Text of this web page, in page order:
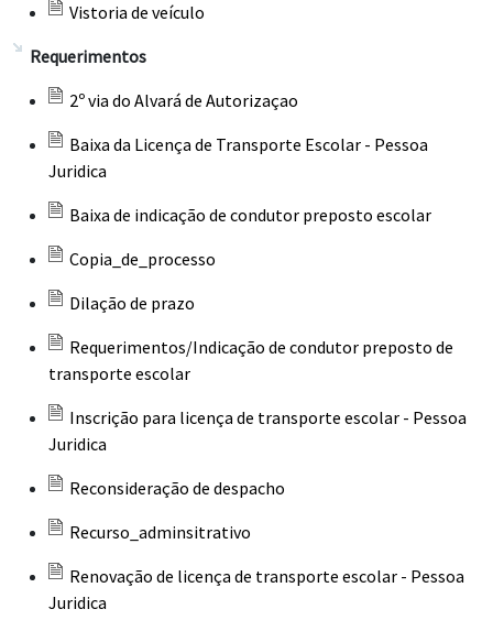
Vistoria de veículo
Requerimentos
2º via do Alvará de Autorizaçao
Baixa da Licença de Transporte Escolar - Pessoa
Juridica
Baixa de indicação de condutor preposto escolar
Copia_de_processo
Dilação de prazo
Requerimentos/Indicação de condutor preposto de
transporte escolar
Inscrição para licença de transporte escolar - Pessoa
Juridica
Reconsideração de despacho
Recurso_adminsitrativo
Renovação de licença de transporte escolar - Pessoa
Juridica